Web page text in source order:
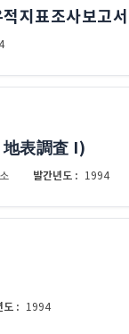
지표조사보고서
地表調査 I)
발간년도 : 1994
도 : 1994